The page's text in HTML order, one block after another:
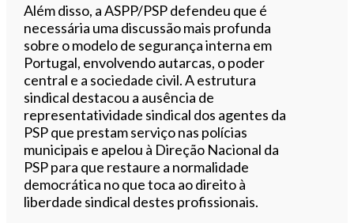
Além disso, a ASPP/PSP defendeu que é
necessária uma discussão mais profunda
sobre o modelo de segurança interna em
Portugal, envolvendo autarcas, o poder
central e a sociedade civil. A estrutura
sindical destacou a ausência de
representatividade sindical dos agentes da
PSP que prestam serviço nas polícias
municipais e apelou à Direção Nacional da
PSP para que restaure a normalidade
democrática no que toca ao direito à
liberdade sindical destes profissionais.